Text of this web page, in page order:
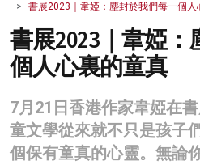
生活
健康
商業
科技
影片
書展2023｜韋婭：塵封於我們每一個人
書展2023｜韋婭
個人心裏的童真
7月21日香港作家韋婭在
童文學從來就不只是孩子
個保有童真的心靈。無論